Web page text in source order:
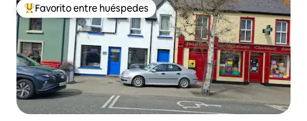
De los mejores en Favorito entre huéspedes
Favorito entre huéspedes